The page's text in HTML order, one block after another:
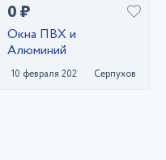
0 ₽
Окна ПВХ и
Алюминий
10 февраля 2021 Серпухов